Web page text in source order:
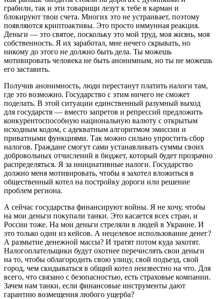
грабили, так и эти товарищи лезут к тебе в карман и
блокируют твои счета. Многих это не устраивает, поэтому
появляются криптоактивы. Это просто иммунная реакция.
Деньги — это святое, поскольку это мой труд, моя жизнь, моя
собственность. Я их заработал, мне нечего скрывать, но
никому до этого не должно быть дела. Ты можешь
мотивировать человека не быть анонимным, но ты не можешь
его заставить.
Получив анонимность, люди перестанут платить налоги там,
где это возможно. Государство с этим ничего не сможет
поделать. В этой ситуации единственный разумный выход
для государств — вместо запретов и репрессий предложить
конкурентоспособную национальную валюту с открытым
исходным кодом, с адекватным алгоритмом эмиссии и
приватными функциями. Так можно сильно упростить сбор
налогов. Граждане смогут сами устанавливать суммы своих
добровольных отчислений в бюджет, который будет прозрачно
распределяться. Я за инициативные налоги. Государство
должно меня мотивировать, чтобы я захотел вложиться в
общественный котел на постройку дороги или решение
проблем региона.
А сейчас государства финансируют войны. Я не хочу, чтобы
на мои деньги покупали танки. Это касается всех стран, и
России тоже. На мои деньги стреляли в людей в Украине. И
это только один из кейсов. А нецелевое использование денег?
А размытие денежной массы? И тратят потом куда захотят.
Налогоплательщики будут охотнее перечислять свои деньги
на то, чтобы облагородить свою улицу, свой подъезд, свой
город, чем скидываться в общий котeл неизвестно на что. Для
всего, что связано с безопасностью, есть страховые компании.
Зачем нам танки, если финансовые инструменты дают
гарантию возмещения любого ущерба?